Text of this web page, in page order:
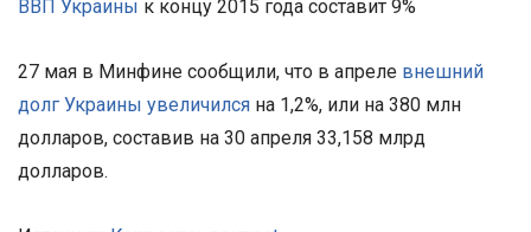
ВВП Украины к концу 2015 года составит 9%
27 мая в Минфине сообщили, что в апреле внешний
долг Украины увеличился на 1,2%, или на 380 млн
долларов, составив на 30 апреля 33,158 млрд
долларов.